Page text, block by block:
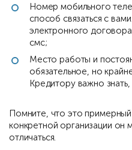
Номер мобильного
способ связаться с
электронного
смс;
Место работы и
обязательное, но
Кредитору важно
Помните, что это
конкретной организации он
отличаться.